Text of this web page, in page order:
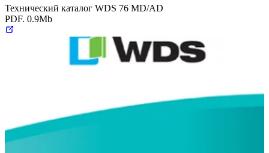
Технический каталог WDS 76 MD/AD
PDF. 0.9Mb